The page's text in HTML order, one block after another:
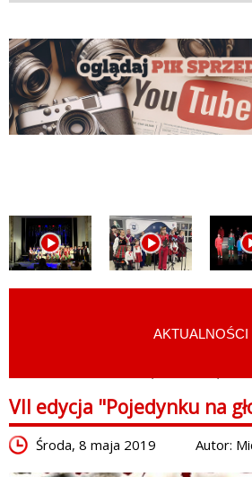
AKTUALNOŚCI
VII edycja "Pojedynku na
Środa, 8 maja 2019 Autor: